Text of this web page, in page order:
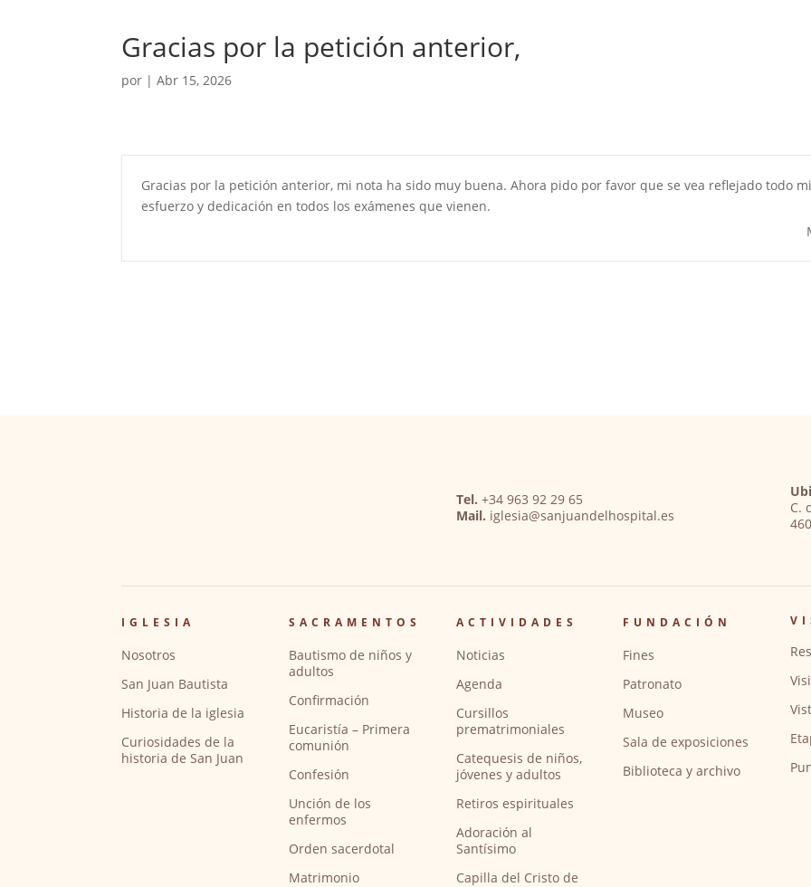
Gracias por la petición anterior,
por |Abr 15, 2026
Gracias por la petición anterior, mi nota ha sido muy buena. Ahora pido por favor que se vea reflejado todo mi
esfuerzo y dedicación en todos los exámenes que vienen.
Tel. +34 963 92 29 65
Mail. iglesia@sanjuandelhospital.es
C.
IGLESIA
Nosotros
San Juan Bautista
Historia de la iglesia
Curiosidades de la
historia de San Juan
SACRAMENTOS
Bautismo de niños y
adultos
Confirmación
Eucaristía – Primera
comunión
Confesión
Unción de los
enfermos
Orden sacerdotal
Matrimonio
ACTIVIDADES
Noticias
Agenda
Cursillos
prematrimoniales
Catequesis de niños,
jóvenes y adultos
Retiros espirituales
Adoración al
Santísimo
Capilla del Cristo de
FUNDACIÓN
Fines
Patronato
Museo
Sala de exposiciones
Biblioteca y archivo